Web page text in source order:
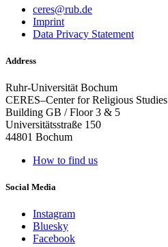
ceres@rub.de
Imprint
Data Privacy Statement
Address
Ruhr-Universität Bochum
CERES–Center for Religious Studies
Building GB / Floor 3 & 5
Universitätsstraße 150
44801 Bochum
How to find us
Social Media
Instagram
Bluesky
Facebook